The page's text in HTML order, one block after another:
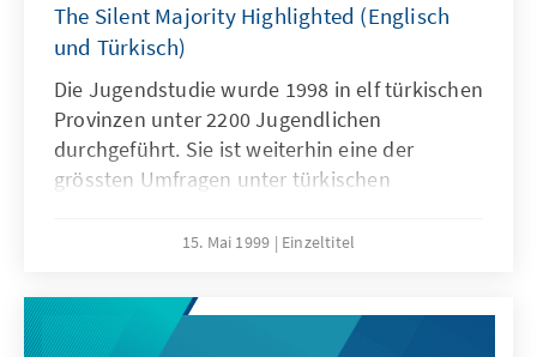
The Silent Majority Highlighted (Englisch
und Türkisch)
Die Jugendstudie wurde 1998 in elf türkischen
Provinzen unter 2200 Jugendlichen
durchgeführt. Sie ist weiterhin eine der
grössten Umfragen unter türkischen
Ergebnissen geführt.
15. Mai 1999 Einzeltitel